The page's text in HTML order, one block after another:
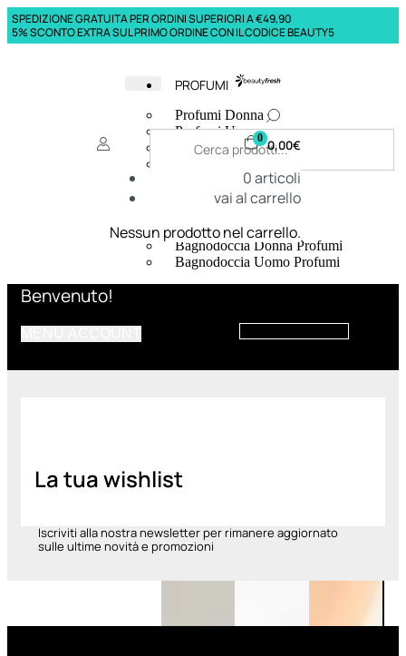
SPEDIZIONE GRATUITA PER ORDINI SUPERIORI A €49,90
5% SCONTO EXTRA SUL PRIMO ORDINE CON IL CODICE BEAUTY5
PROFUMI
Profumi Donna
Profumi Uomo
Deodoranti Donna
Corpo Donna
Corpo Uomo
Creme Mani
Bagnodoccia Donna Profumi
Bagnodoccia Uomo Profumi
Deo
0 0,00€
0articoli
vai al carrello
Nessun prodotto nel carrello.
Benvenuto!
La tua wishlist
Iscriviti alla nostra newsletter per rimanere aggiornato
sulle ultime novità e promozioni